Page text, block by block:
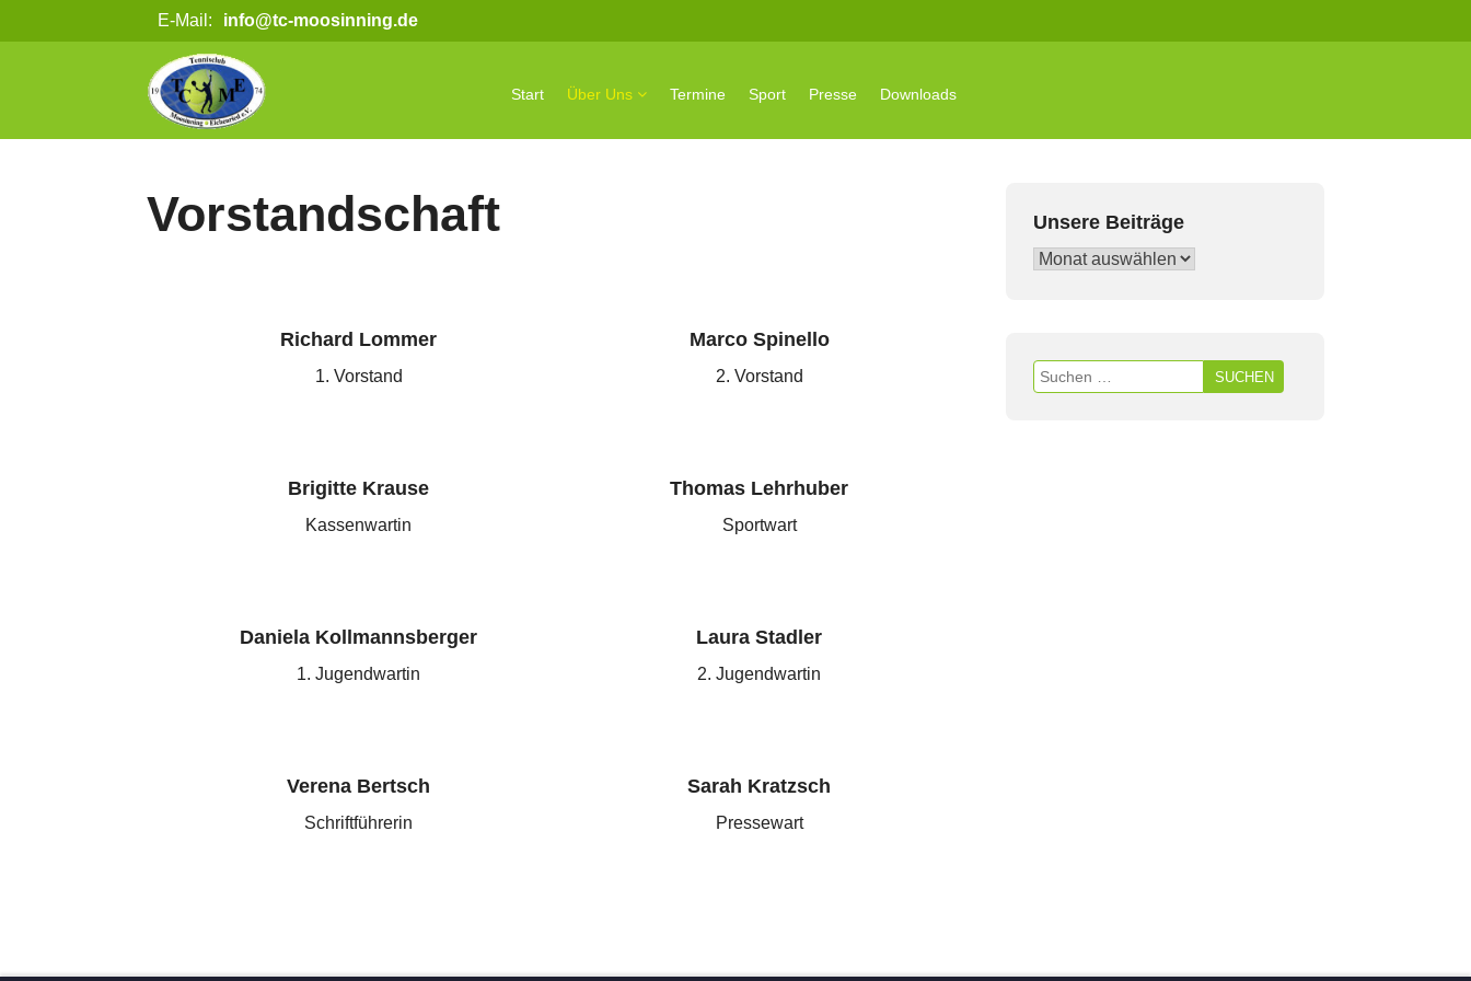
E-Mail: info@tc-moosinning.de
Start Über Uns Termine Sport Presse Downloads
Vorstandschaft
Richard Lommer
1. Vorstand
Marco Spinello
2. Vorstand
Brigitte Krause
Kassenwartin
Thomas Lehrhuber
Sportwart
Daniela Kollmannsberger
1. Jugendwartin
Laura Stadler
2. Jugendwartin
Verena Bertsch
Schriftführerin
Sarah Kratzsch
Pressewart
Unsere Beiträge